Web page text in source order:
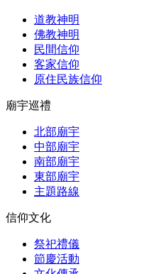
道教神明
佛教神明
民間信仰
客家信仰
原住民族信仰
廟宇巡禮
北部廟宇
中部廟宇
南部廟宇
東部廟宇
主題路線
信仰文化
祭祀禮儀
節慶活動